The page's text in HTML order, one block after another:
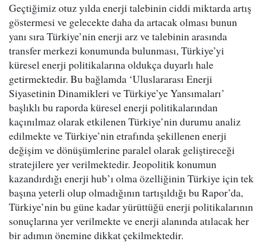
Geçtiğimiz otuz yılda enerji talebinin ciddi miktarda artış
göstermesi ve gelecekte daha da artacak olması bunun
yanı sıra Türkiye’nin enerji arz ve talebinin arasında
transfer merkezi konumunda bulunması, Türkiye’yi
küresel enerji politikalarına oldukça duyarlı hale
getirmektedir. Bu bağlamda ‘Uluslararası Enerji
Siyasetinin Dinamikleri ve Türkiye’ye Yansımaları’
başlıklı bu raporda küresel enerji politikalarından
kaçınılmaz olarak etkilenen Türkiye’nin durumu analiz
edilmekte ve Türkiye’nin etrafında şekillenen enerji
değişim ve dönüşümlerine paralel olarak geliştireceği
stratejilere yer verilmektedir. Jeopolitik konumun
kazandırdığı enerji hub’ı olma özelliğinin Türkiye için tek
başına yeterli olup olmadığının tartışıldığı bu Rapor’da,
Türkiye’nin bu güne kadar yürüttüğü enerji politikalarının
sonuçlarına yer verilmekte ve enerji alanında atılacak her
bir adımın önemine dikkat çekilmektedir.